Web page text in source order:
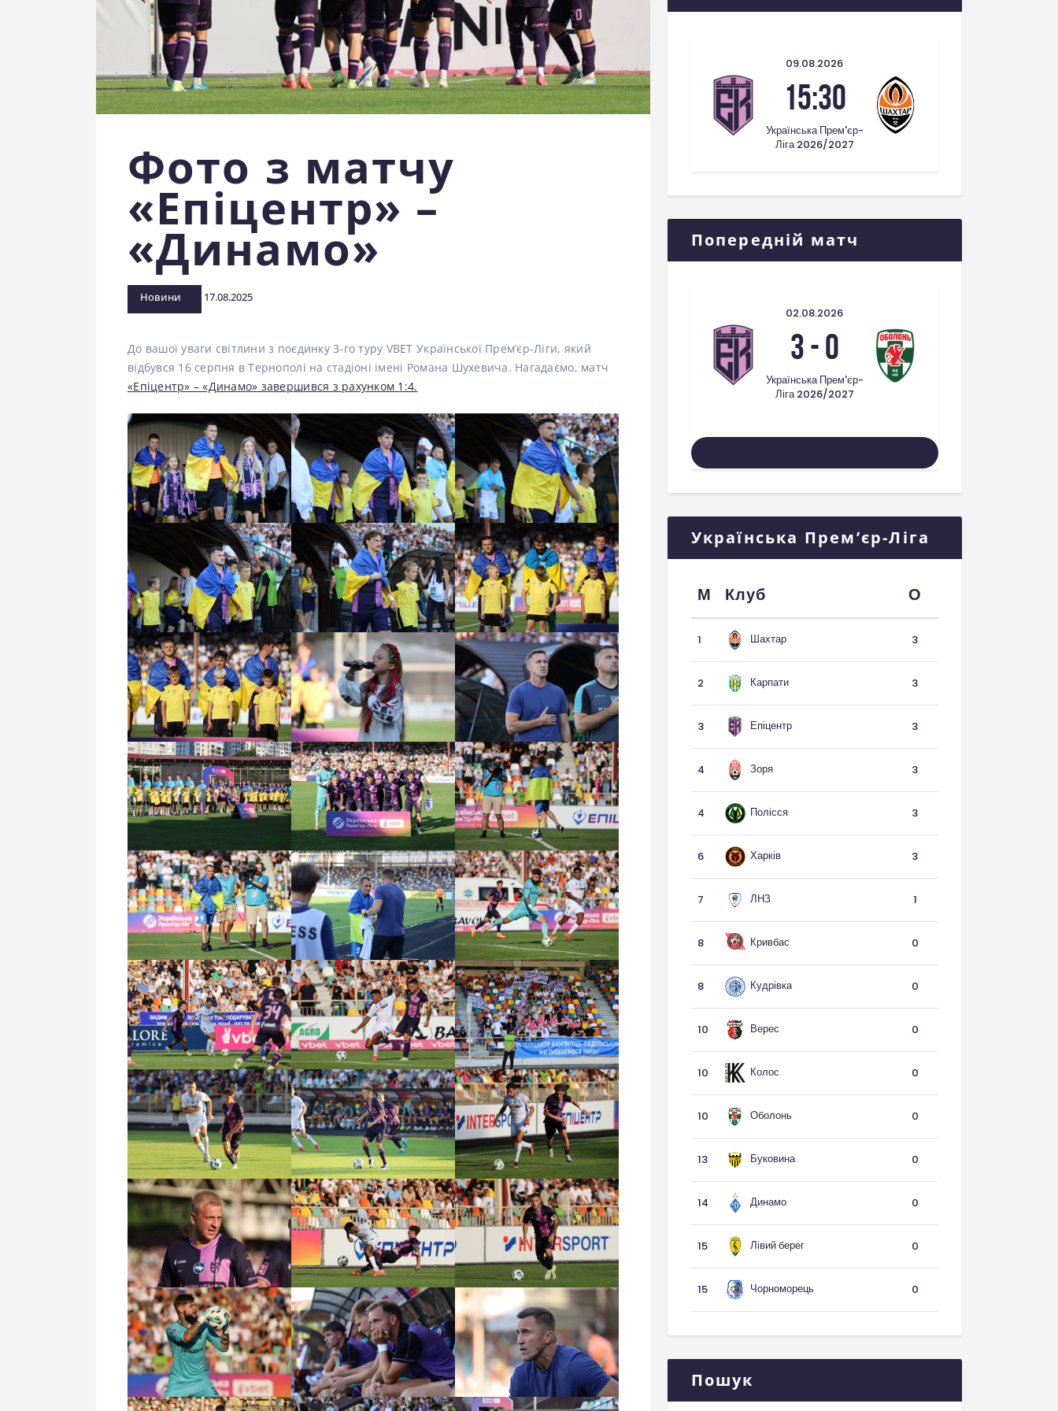
Фото з матчу
«Епіцентр» –
«Динамо»
Новини 17.08.2025
До вашої уваги світлини з поєдинку 3-го туру VBET Української Прем’єр-Ліги, який
відбувся 16 серпня в Тернополі на стадіоні імені Романа Шухевича. Нагадаємо, матч
«Епіцентр» – «Динамо» завершився з рахунком 1:4.
09.08.2026
15:30
Українська Прем'єр-
Ліга 2026/2027
Попередній матч
02.08.2026
3-0
Українська Прем'єр-
Ліга 2026/2027
Українська Прем’єр-Ліга
М Клуб О
1 Шахтар 3
2 Карпати 3
3 Епіцентр 3
4 Зоря 3
4 Полісся 3
6 Харків 3
7 ЛНЗ 1
8 Кривбас 0
8 Кудрівка 0
10 Верес 0
10 Колос 0
10 Оболонь 0
13 Буковина 0
14 Динамо 0
15 Лівий берег 0
15 Чорноморець 0
Пошук